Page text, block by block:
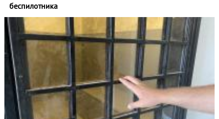
беспилотника